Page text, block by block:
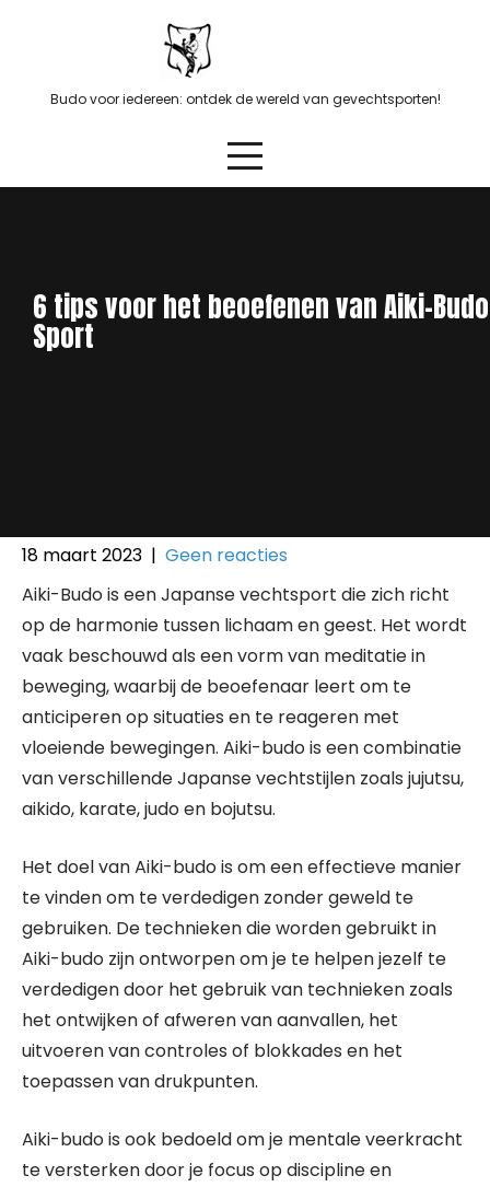
Budo voor iedereen: ontdek de wereld van gevechtsporten!
6 tips voor het beoefenen van Aiki-Budo
Sport
18 maart 2023 | Geen reacties
Aiki-Budo is een Japanse vechtsport die zich richt
op de harmonie tussen lichaam en geest. Het wordt
vaak beschouwd als een vorm van meditatie in
beweging, waarbij de beoefenaar leert om te
anticiperen op situaties en te reageren met
vloeiende bewegingen. Aiki-budo is een combinatie
van verschillende Japanse vechtstijlen zoals jujutsu,
aikido, karate, judo en bojutsu.
Het doel van Aiki-budo is om een effectieve manier
te vinden om te verdedigen zonder geweld te
gebruiken. De technieken die worden gebruikt in
Aiki-budo zijn ontworpen om je te helpen jezelf te
verdedigen door het gebruik van technieken zoals
het ontwijken of afweren van aanvallen, het
uitvoeren van controles of blokkades en het
toepassen van drukpunten.
Aiki-budo is ook bedoeld om je mentale veerkracht
te versterken door je focus op discipline en